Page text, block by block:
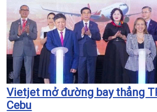
Vietjet mở đường bay thẳng
Cebu